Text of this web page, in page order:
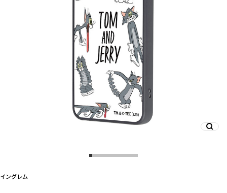
イングレム